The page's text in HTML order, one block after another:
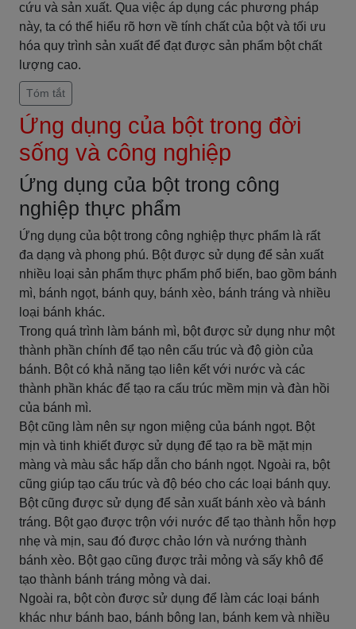
cứu và sản xuất. Qua việc áp dụng các phương pháp
này, ta có thể hiểu rõ hơn về tính chất của bột và tối ưu
hóa quy trình sản xuất để đạt được sản phẩm bột chất
lượng cao.
Tóm tắt
Ứng dụng của bột trong đời
sống và công nghiệp
Ứng dụng của bột trong công
nghiệp thực phẩm
Ứng dụng của bột trong công nghiệp thực phẩm là rất
đa dạng và phong phú. Bột được sử dụng để sản xuất
nhiều loại sản phẩm thực phẩm phổ biến, bao gồm bánh
mì, bánh ngọt, bánh quy, bánh xèo, bánh tráng và nhiều
loại bánh khác.
Trong quá trình làm bánh mì, bột được sử dụng như một
thành phần chính để tạo nên cấu trúc và độ giòn của
bánh. Bột có khả năng tạo liên kết với nước và các
thành phần khác để tạo ra cấu trúc mềm mịn và đàn hồi
của bánh mì.
Bột cũng làm nên sự ngon miệng của bánh ngọt. Bột
mịn và tinh khiết được sử dụng để tạo ra bề mặt mịn
màng và màu sắc hấp dẫn cho bánh ngọt. Ngoài ra, bột
cũng giúp tạo cấu trúc và độ béo cho các loại bánh quy.
Bột cũng được sử dụng để sản xuất bánh xèo và bánh
tráng. Bột gạo được trộn với nước để tạo thành hỗn hợp
nhẹ và mịn, sau đó được chảo lớn và nướng thành
bánh xèo. Bột gạo cũng được trải mỏng và sấy khô để
tạo thành bánh tráng mỏng và dai.
Ngoài ra, bột còn được sử dụng để làm các loại bánh
khác như bánh bao, bánh bông lan, bánh kem và nhiều